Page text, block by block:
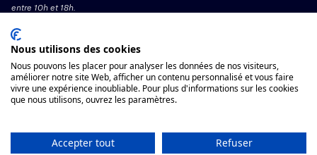
entre 10h et 18h.
Mentions légales – CGV
Organisme de formation enregistré sous le numéro
11755662775 auprès du préfet de région Île-de-France.
Voir les conditions générales de vente
Nous utilisons des cookies
Nous pouvons les placer pour analyser les données de nos visiteurs,
améliorer notre site Web, afficher un contenu personnalisé et vous faire
vivre une expérience inoubliable. Pour plus d'informations sur les cookies
que nous utilisons, ouvrez les paramètres.
Accepter tout Refuser